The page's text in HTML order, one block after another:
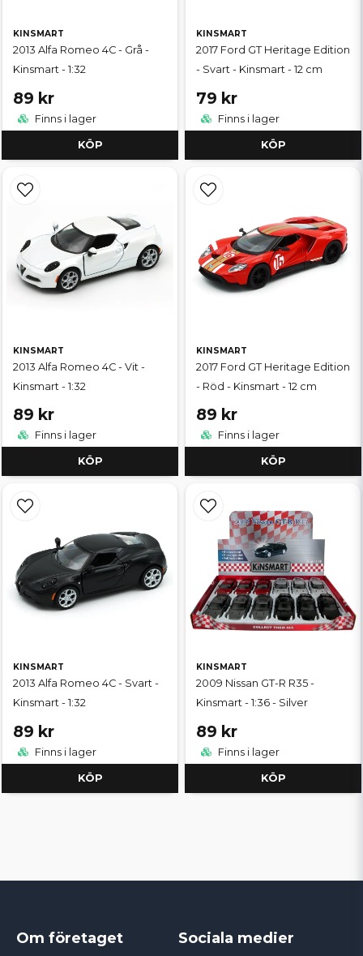
KINSMART
2013 Alfa Romeo 4C - Grå -
Kinsmart - 1:32
89 kr
Finns i lager
KÖP
KINSMART
2017 Ford GT Heritage Edition
- Svart - Kinsmart - 12 cm
79 kr
Finns i lager
KÖP
KINSMART
2013 Alfa Romeo 4C - Vit -
Kinsmart - 1:32
89 kr
Finns i lager
KÖP
KINSMART
2017 Ford GT Heritage Edition
- Röd - Kinsmart - 12 cm
89 kr
Finns i lager
KÖP
KINSMART
2013 Alfa Romeo 4C - Svart -
Kinsmart - 1:32
89 kr
Finns i lager
KÖP
KINSMART
2009 Nissan GT-R R35 -
Kinsmart - 1:36 - Silver
89 kr
Finns i lager
KÖP
Om företaget Sociala medier